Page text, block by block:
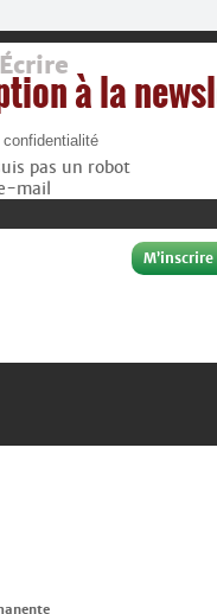
à la
confidentialité
pas un robot
mail